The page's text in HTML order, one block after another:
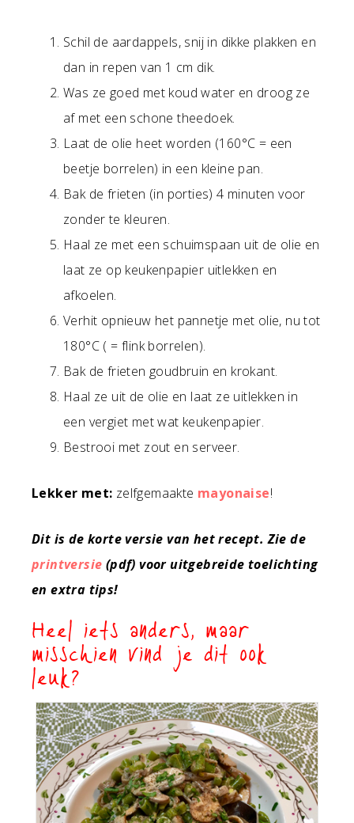
Schil de aardappels, snij in dikke plakken en
dan in repen van 1 cm dik.
Was ze goed met koud water en droog ze
af met een schone theedoek.
Laat de olie heet worden (160°C = een
beetje borrelen) in een kleine pan.
Bak de frieten (in porties) 4 minuten voor
zonder te kleuren.
Haal ze met een schuimspaan uit de olie en
laat ze op keukenpapier uitlekken en
afkoelen.
Verhit opnieuw het pannetje met olie, nu tot
180°C ( = flink borrelen).
Bak de frieten goudbruin en krokant.
Haal ze uit de olie en laat ze uitlekken in
een vergiet met wat keukenpapier.
Bestrooi met zout en serveer.
Lekker met: zelfgemaakte mayonaise!
Dit is de korte versie van het recept. Zie de
printversie (pdf) voor uitgebreide toelichting
en extra tips!
Heel iets anders, maar
misschien vind je dit ook
leuk?